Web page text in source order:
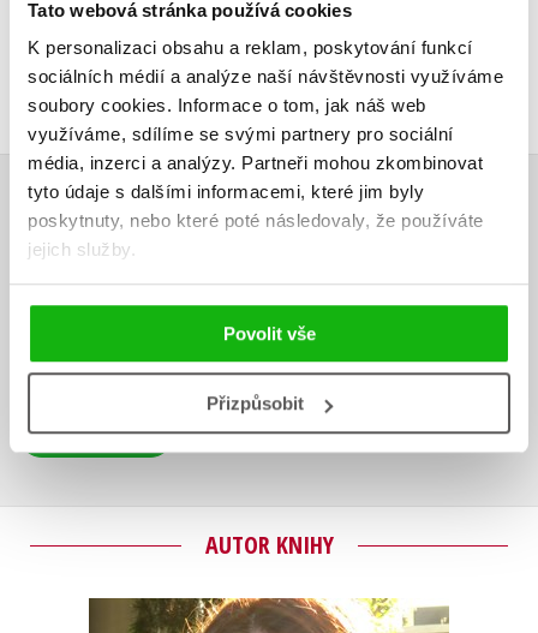
Tato webová stránka používá cookies
K personalizaci obsahu a reklam, poskytování funkcí
sociálních médií a analýze naší návštěvnosti využíváme
soubory cookies. Informace o tom, jak náš web
využíváme, sdílíme se svými partnery pro sociální
média, inzerci a analýzy. Partneři mohou zkombinovat
tyto údaje s dalšími informacemi, které jim byly
poskytnuty, nebo které poté následovaly, že používáte
jejich služby.
Povolit vše
Přizpůsobit
HODNOCENÍ ČTENÁŘŮ
Uživatelskou recenzi mohou vkládat pouze registrovaní uživatelé
Přihlásit
AUTOR KNIHY